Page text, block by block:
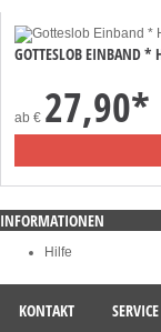
GOTTESLOB EINBAND *
ab € 27,90*
INFORMATIONEN
Hilfe
KONTAKT SERVICE